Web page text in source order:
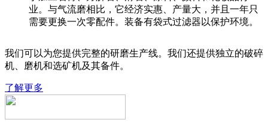
业。与气流磨相比，它经济实惠、产量大，并且一年只
需要更换一次零配件。装备有袋式过滤器以保护环境。
我们可以为您提供完整的研磨生产线。我们还提供独立的破碎
机、磨机和选矿机及其备件。
了解更多